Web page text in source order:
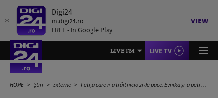
Digi24
m.digi24.ro
FREE - In Google Play
VIEW
LIVE FM LIVE TV
HOME Știri Externe Fetița care n-a trăit nicio zi de pace. Evnika și-a petrecut prima săptămână din viață într-un buncăr și simte imediat când vin bombele